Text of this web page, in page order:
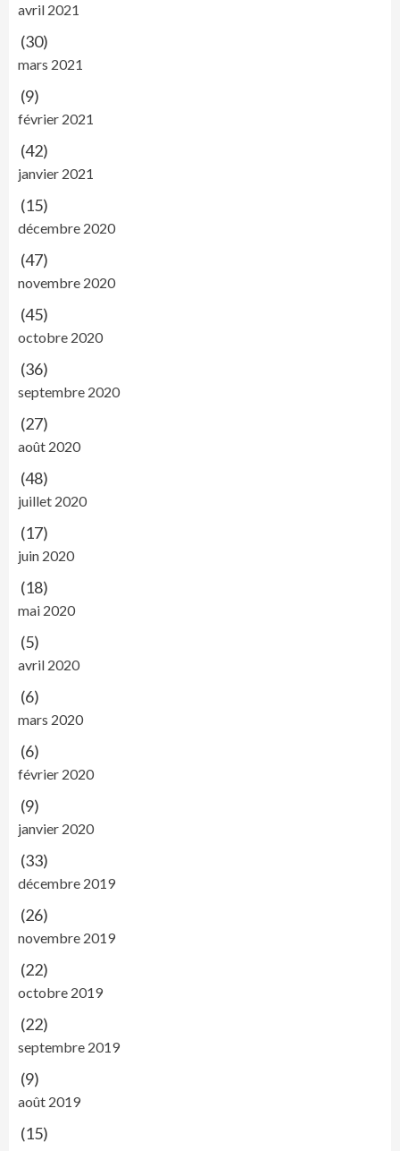
avril 2021
(30)
mars 2021
(9)
février 2021
(42)
janvier 2021
(15)
décembre 2020
(47)
novembre 2020
(45)
octobre 2020
(36)
septembre 2020
(27)
août 2020
(48)
juillet 2020
(17)
juin 2020
(18)
mai 2020
(5)
avril 2020
(6)
mars 2020
(6)
février 2020
(9)
janvier 2020
(33)
décembre 2019
(26)
novembre 2019
(22)
octobre 2019
(22)
septembre 2019
(9)
août 2019
(15)